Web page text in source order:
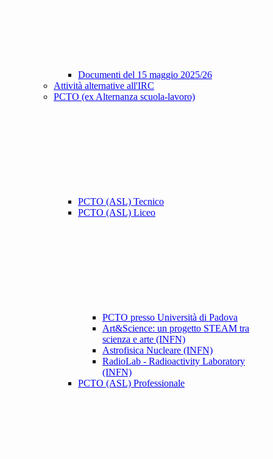
Documenti del 15 maggio 2025/26
Attività alternative all'IRC
PCTO (ex Alternanza scuola-lavoro)
PCTO (ASL) Tecnico
PCTO (ASL) Liceo
PCTO presso Università di Padova
Art&Science: un progetto STEAM tra
scienza e arte (INFN)
Astrofisica Nucleare (INFN)
RadioLab - Radioactivity Laboratory
(INFN)
PCTO (ASL) Professionale